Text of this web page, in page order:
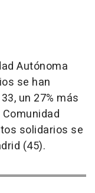
Autónoma
se han
un 27% más
solidarios se
(45).